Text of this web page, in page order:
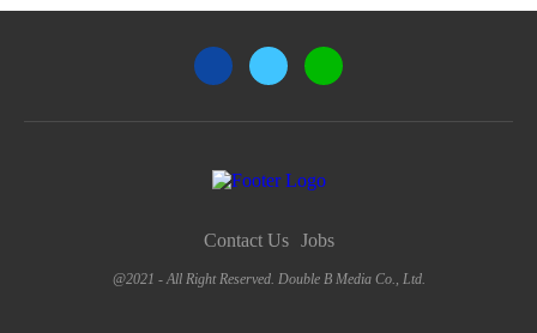
Contact Us Jobs
@2021 - All Right Reserved. Double B Media Co., Ltd.